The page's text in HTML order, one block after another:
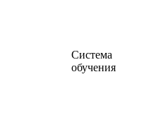
Система
обучения